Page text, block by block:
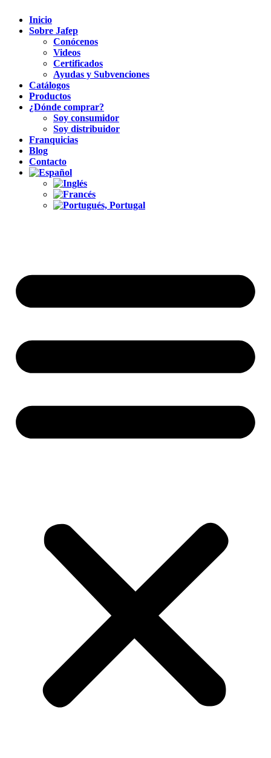
Inicio
Sobre Jafep
Conócenos
Videos
Certificados
Ayudas y Subvenciones
Catálogos
Productos
¿Dónde comprar?
Soy consumidor
Soy distribuidor
Franquicias
Blog
Contacto